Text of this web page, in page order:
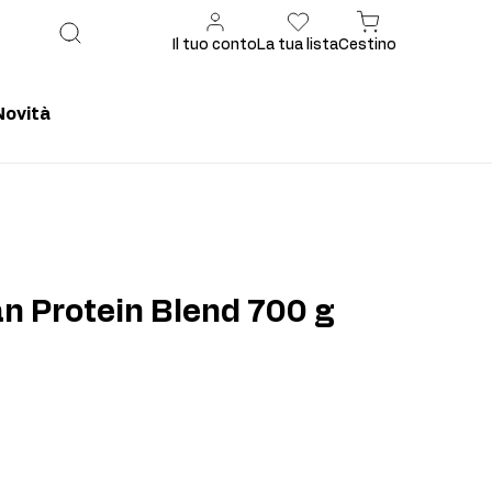
Il tuo conto La tua listaCestino
Protein Blend 700 g